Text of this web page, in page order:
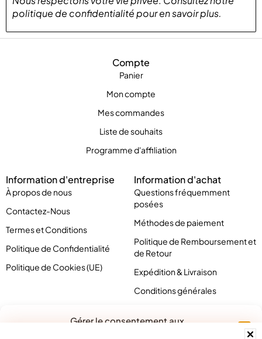
Gérer le consentement aux
Compte
Panier
Mon compte
Mes commandes
Liste de souhaits
Programme d'affiliation
Information d'entreprise
À propos de nous
Contactez-Nous
Termes et Conditions
Politique de Confidentialité
Politique de Cookies (UE)
Information d'achat
Questions fréquemment
posées
Méthodes de paiement
Politique de Remboursement et
de Retour
Expédition & Livraison
Conditions générales
politique de confidentialitépouren savoir plus.